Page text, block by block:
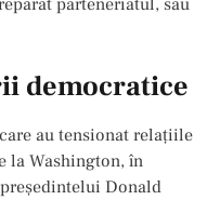
democratice
au tensionat relațiile
la Washington, în
Donald